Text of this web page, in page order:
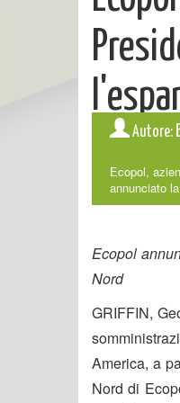
Autore:
Ecopol,
annunciato
Ecopol
Nord
GRIFFIN,
America, a
Nord di